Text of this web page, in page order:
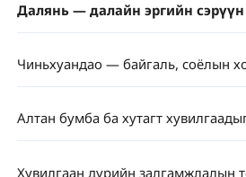
Далянь — далайн эргийн сэрүүн
Чиньхуандао — байгаль, соёлын
Алтан бумба ба хутагт
Хувилгаан дүрийн залгамжлалын